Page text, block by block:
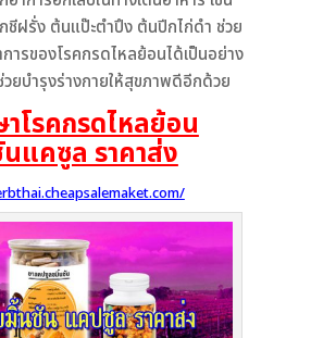
ชีฝรั่ง ต้นแป๊ะตำปึง ต้นปีกไก่ดำ ช่วย
การของโรคกรดไหลย้อนได้เป็นอย่าง
ยบำรุงร่างกายให้สุขภาพดีอีกด้วย
าโรคกรดไหลย้อน
แคซูล ราคาส่ง